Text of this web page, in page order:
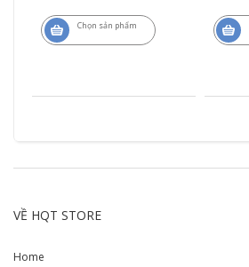
Chọn sản phẩm
VỀ HQT STORE
Home